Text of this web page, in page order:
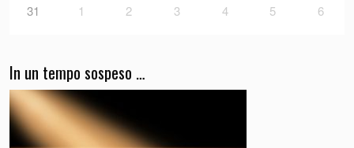
31 1 2 3 4 5 6
In un tempo sospeso …